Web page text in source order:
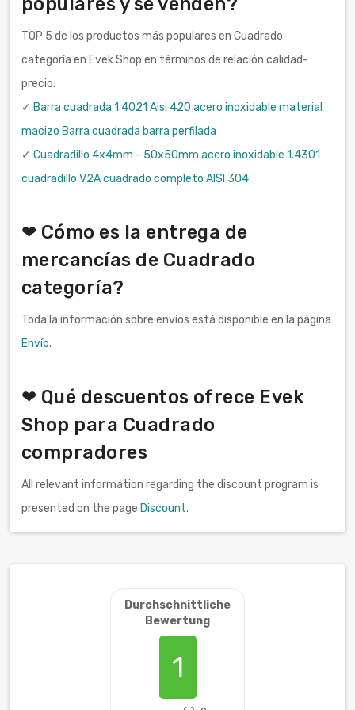
TOP 5 de los productos más populares en Cuadrado
categoría en Evek Shop en términos de relación calidad-
precio:
✓ Barra cuadrada 1.4021 Aisi 420 acero inoxidable material
macizo Barra cuadrada barra perfilada
✓ Cuadradillo 4x4mm - 50x50mm acero inoxidable 1.4301
cuadradillo V2A cuadrado completo AISI 304
❤ Cómo es la entrega de
mercancías de Cuadrado
categoría?
Toda la información sobre envíos está disponible en la página
Envío.
❤ Qué descuentos ofrece Evek
Shop para Cuadrado
compradores
All relevant information regarding the discount program is
presented on the page Discount.
Durchschnittliche
Bewertung
1